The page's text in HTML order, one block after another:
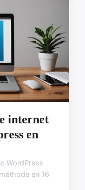
internet
en
WordPress
en 16